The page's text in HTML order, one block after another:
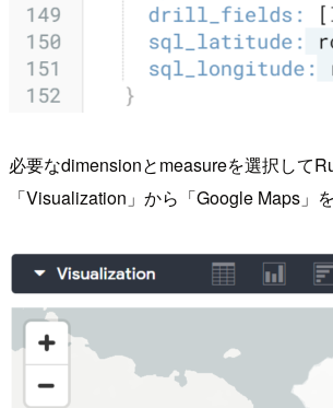
必要なdimensionとmeasureを選択して
「Visualization」から「Google Maps」